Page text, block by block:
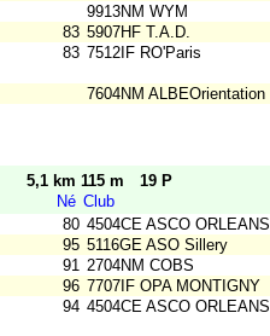
9913NM WYM
83 5907HF T.A.D.
83 7512IF RO'Paris
7604NM ALBEOrientation
5,1 km 115 m
19 P
Né Club
80 4504CE ASCO ORLEANS
95 5116GE ASO Sillery
91 2704NM COBS
96 7707IF OPA MONTIGNY
94 4504CE ASCO ORLEANS